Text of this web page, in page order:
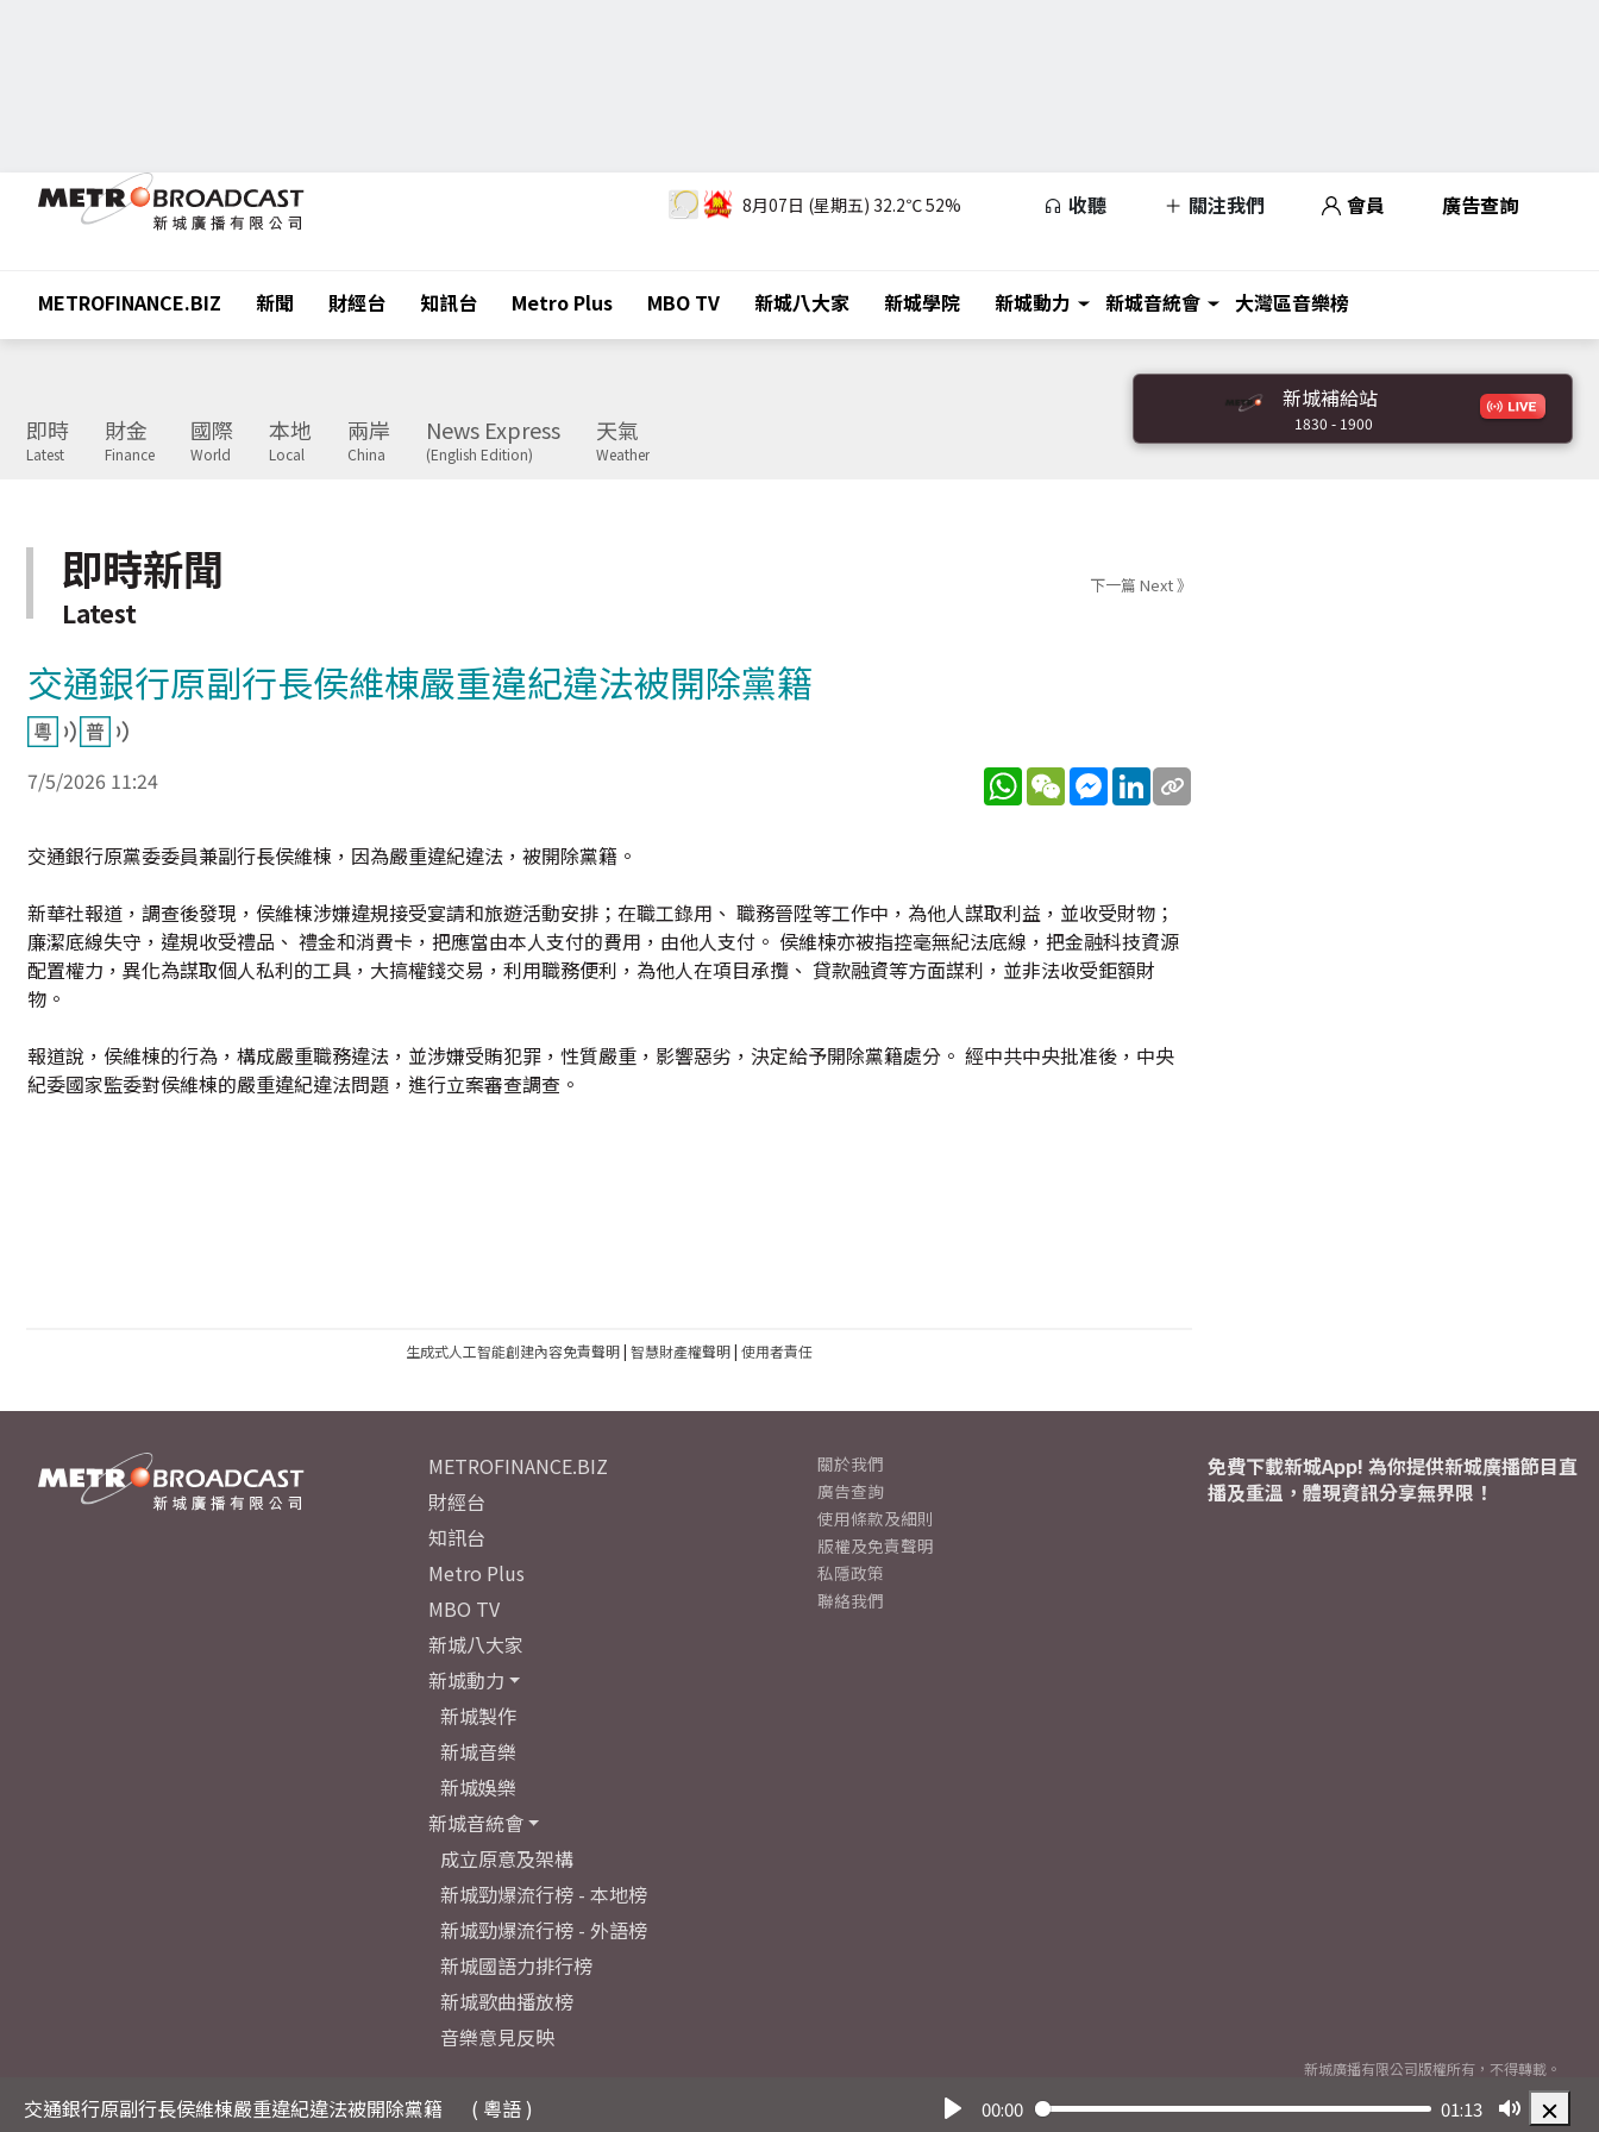
8月07日 (星期五) 32.2℃52% 收聽 關注我們 會員 廣告查詢
METROFINANCE.BIZ 新聞 財經台 知訊台 Metro Plus MBO TV 新城八大家 新城學院 新城動力 新城音統會 大灣區音樂榜
即時
Latest
財金
Finance
國際
World
本地
Local
兩岸
China
News Express
(English Edition)
天氣
Weather
新城補給站
1830 - 1900
即時新聞
Latest
下一篇 Next 》
交通銀行原副行長侯維棟嚴重違紀違法被開除黨籍
7/5/2026 11:24 WhatsApp
WeChatMessenger
LinkedIn
交通銀行原黨委委員兼副行長侯維棟，因為嚴重違紀違法，被開除黨籍。
新華社報道，調查後發現，侯維棟涉嫌違規接受宴請和旅遊活動安排；在職工錄用、 職務晉陞等工作中，為他人謀取利益，並收受財物；
廉潔底線失守，違規收受禮品、 禮金和消費卡，把應當由本人支付的費用，由他人支付。 侯維楝亦被指控毫無紀法底線，把金融科技資源
配置權力，異化為謀取個人私利的工具，大搞權錢交易，利用職務便利，為他人在項目承攬、 貸款融資等方面謀利，並非法收受鉅額財
物。
報道說，侯維棟的行為，構成嚴重職務違法，並涉嫌受賄犯罪，性質嚴重，影響惡劣，決定給予開除黨籍處分。 經中共中央批准後，中央
紀委國家監委對侯維棟的嚴重違紀違法問題，進行立案審查調查。
生成式人工智能創建內容免責聲明| 智慧財產權聲明| 使用者責任
交通銀行原副行長侯維棟嚴重違紀違法被開除黨籍
( 粵語 )
00:00 01:13
METROFINANCE.BIZ
財經台
知訊台
Metro Plus
MBO TV
新城八大家
新城動力
新城製作
新城音樂
新城娛樂
新城音統會
成立原意及架構
新城勁爆流行榜 - 本地榜
新城勁爆流行榜 - 外語榜
新城國語力排行榜
新城歌曲播放榜
音樂意見反映
關於我們
廣告查詢
使用條款及細則
版權及免責聲明
私隱政策
聯絡我們
免費下載新城App! 為你提供新城廣播節目直
播及重溫，體現資訊分享無界限！
新城廣播有限公司版權所有，不得轉載。
2026© Metro Broadcast Corporation Limited. All rights reserved.